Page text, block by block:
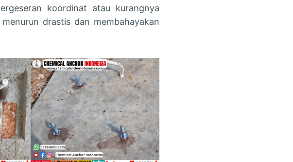
koordinat atau kurangnya
drastis dan membahayakan